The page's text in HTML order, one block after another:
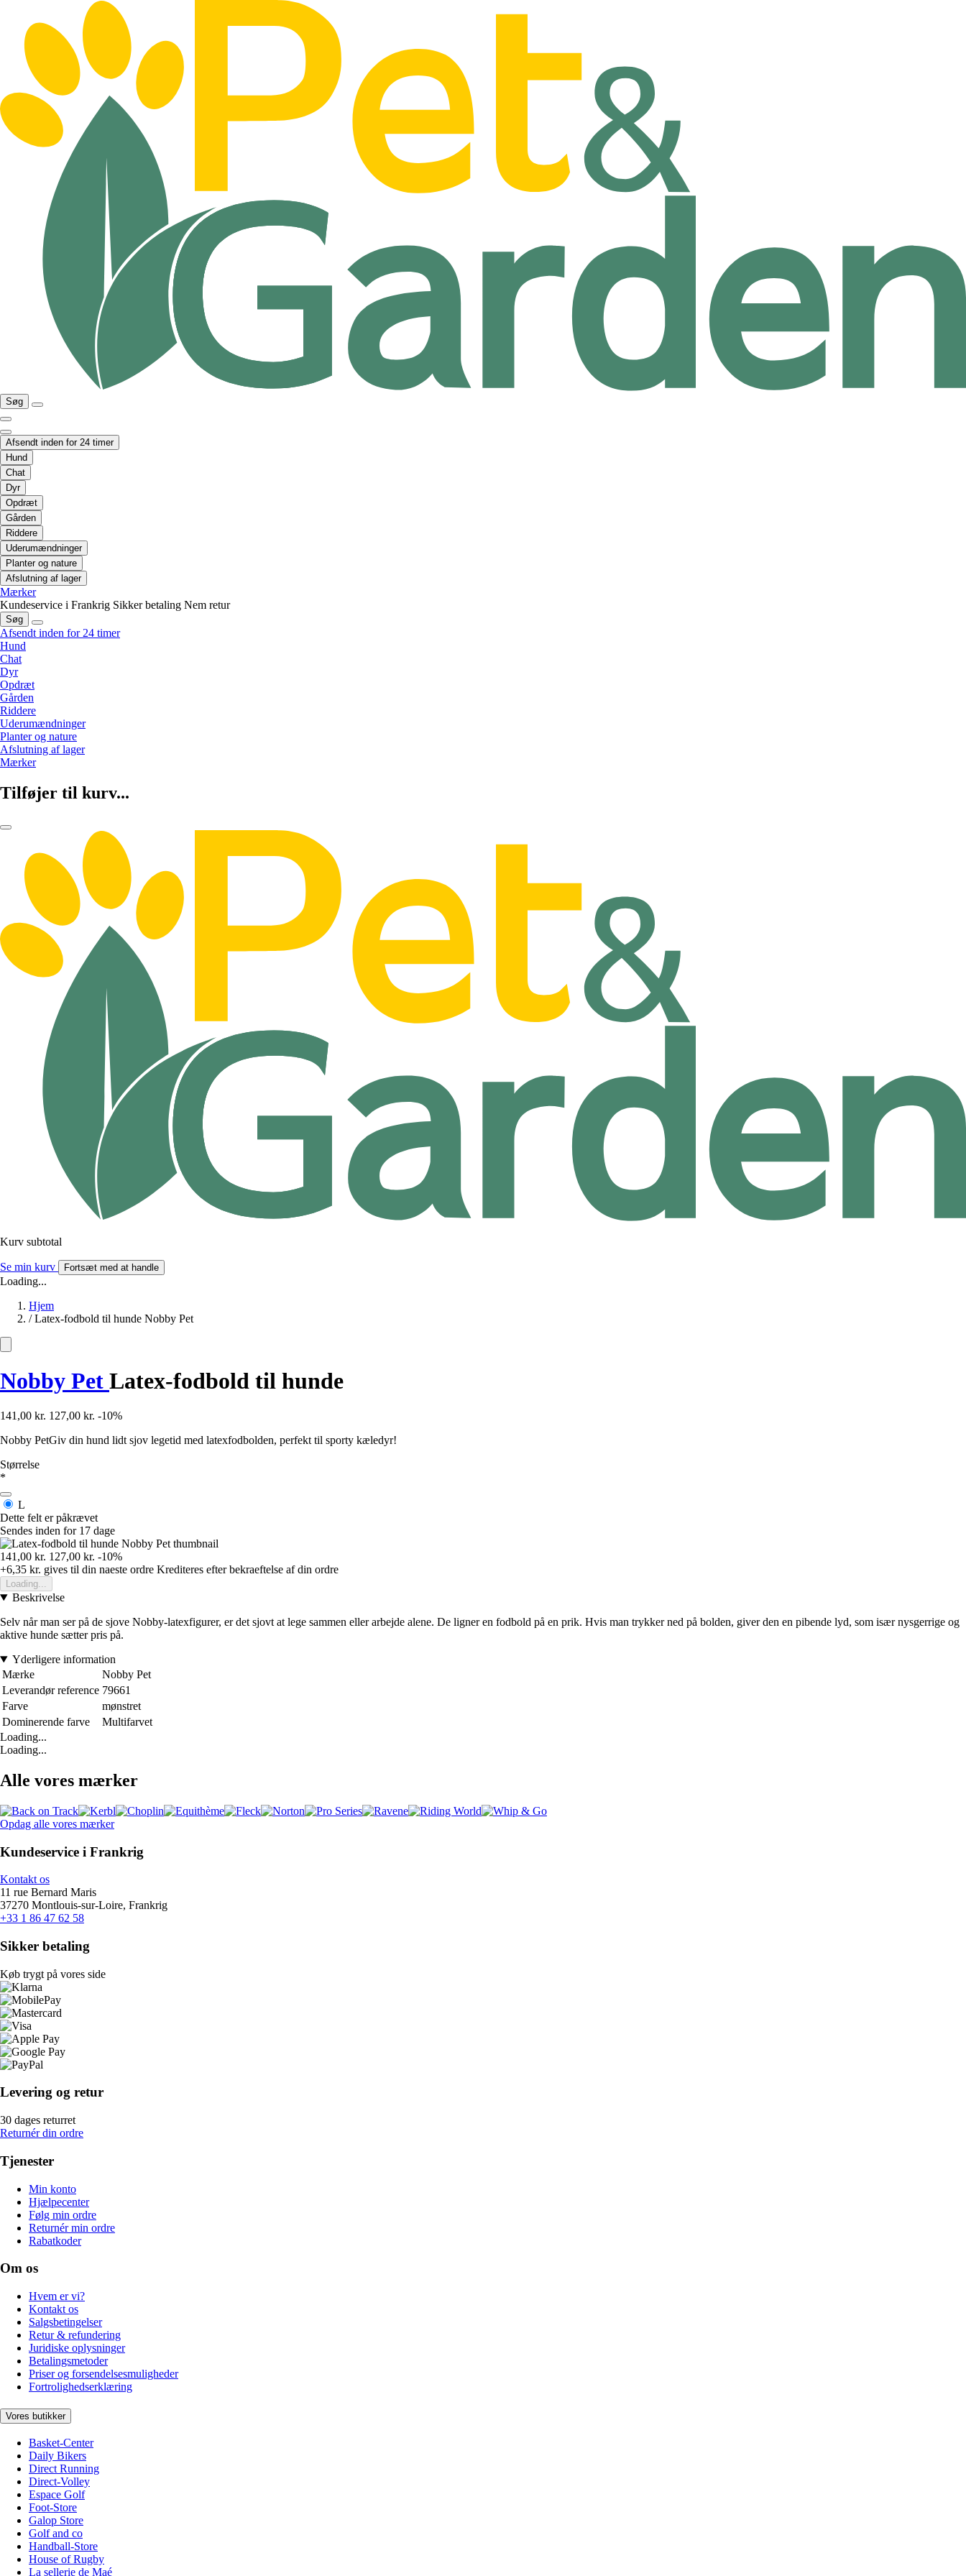
Søg
Afsendt inden for 24 timer
Hund
Chat
Dyr
Opdræt
Gården
Riddere
Uderumændninger
Planter og nature
Afslutning af lager
Mærker
Kundeservice i Frankrig Sikker betaling Nem retur
Søg
Afsendt inden for 24 timer
Hund
Chat
Dyr
Opdræt
Gården
Riddere
Uderumændninger
Planter og nature
Afslutning af lager
Mærker
Tilføjer til kurv...
Kurv subtotal
Se min kurv Fortsæt med at handle
Loading...
Hjem
/ Latex-fodbold til hunde Nobby Pet
Nobby Pet Latex-fodbold til hunde
141,00 kr. 127,00 kr. -10%
Nobby PetGiv din hund lidt sjov legetid med latexfodbolden, perfekt til sporty kæledyr!
Størrelse
*
L
Dette felt er påkrævet
Sendes inden for 17 dage
141,00 kr. 127,00 kr. -10%
+6,35 kr. gives til din naeste ordre Krediteres efter bekraeftelse af din ordre
Loading...
Beskrivelse
Selv når man ser på de sjove Nobby-latexfigurer, er det sjovt at lege sammen eller arbejde alene. De ligner en fodbold på en prik. Hvis man trykker ned på bolden, giver den en pibende lyd, som især nysgerrige og
aktive hunde sætter pris på.
Yderligere information
Mærke
Nobby Pet
Leverandør reference 79661
Farve
mønstret
Dominerende farve
Multifarvet
Loading...
Loading...
Alle vores mærker
Opdag alle vores mærker
Kundeservice i Frankrig
Kontakt os
11 rue Bernard Maris
37270 Montlouis-sur-Loire, Frankrig
+33 1 86 47 62 58
Sikker betaling
Køb trygt på vores side
Levering og retur
30 dages returret
Returnér din ordre
Tjenester
Min konto
Hjælpecenter
Følg min ordre
Returnér min ordre
Rabatkoder
Om os
Hvem er vi?
Kontakt os
Salgsbetingelser
Retur & refundering
Juridiske oplysninger
Betalingsmetoder
Priser og forsendelsesmuligheder
Fortrolighedserklæring
Vores butikker
Basket-Center
Daily Bikers
Direct Running
Direct-Volley
Espace Golf
Foot-Store
Galop Store
Golf and co
Handball-Store
House of Rugby
La sellerie de Maé